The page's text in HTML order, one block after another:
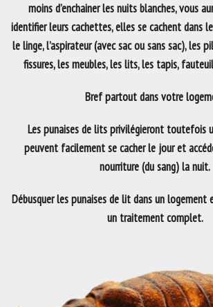
moins d’enchainer les nuits blanches, vous
identifier leurs cachettes, elles se cachent dans
le linge, l’aspirateur (avec sac ou sans sac), les
fissures, les meubles, les lits, les tapis,
Bref partout dans votre
Les punaises de lits privilégieront toutefois
peuvent facilement se cacher le jour et
nourriture (du sang) la nuit.
Débusquer les punaises de lit dans un
un traitement complet.